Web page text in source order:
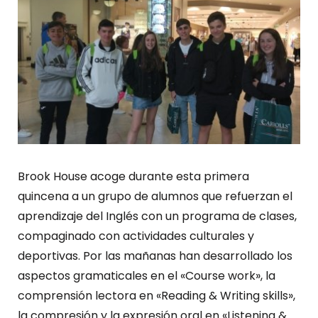
Brook House acoge durante esta primera
quincena a un grupo de alumnos que refuerzan el
aprendizaje del Inglés con un programa de clases,
compaginado con actividades culturales y
deportivas. Por las mañanas han desarrollado los
aspectos gramaticales en el «Course work», la
comprensión lectora en «Reading & Writing skills»,